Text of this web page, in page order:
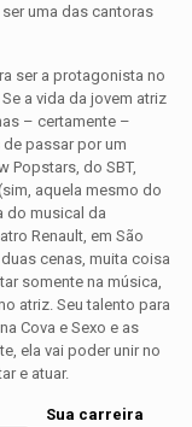
uma das cantoras
ser a protagonista no
a vida da jovem atriz
– certamente –
passar por um
Popstars, do SBT,
aquela mesmo do
do musical da
Renault, em São
cenas, muita coisa
somente na música,
atriz. Seu talento para
Cova e Sexo e as
ela vai poder unir no
e atuar.
Sua carreira